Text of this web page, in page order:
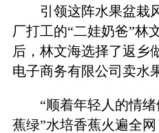
引领这阵水果盆栽
厂打工的“二娃奶爸”林
后，林文海选择了返乡
电子商务有限公司卖水
“顺着年轻人的情
蕉绿”水培香蕉火遍全